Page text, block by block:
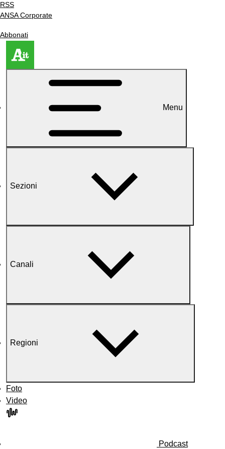
RSS
ANSA Corporate
Abbonati
Menu
Sezioni
Canali
Regioni
Foto
Video
Podcast